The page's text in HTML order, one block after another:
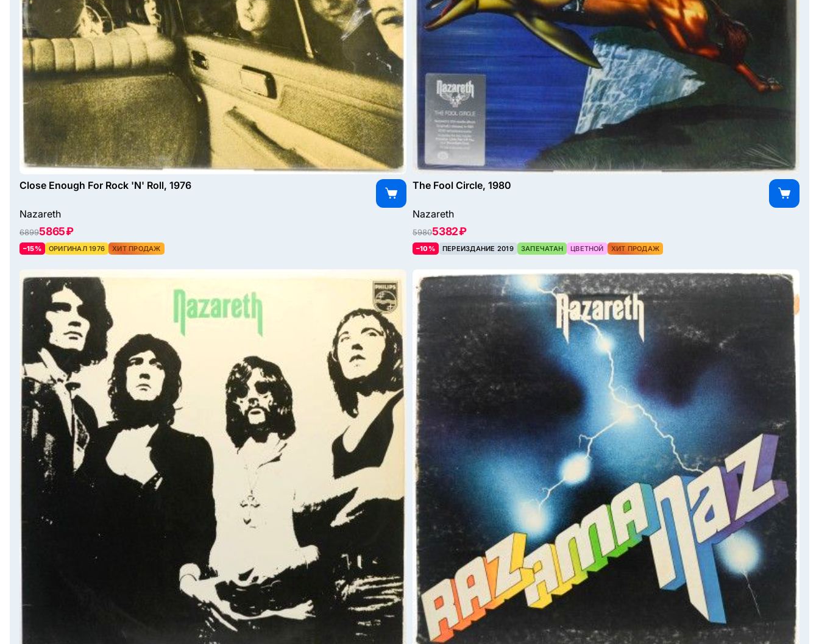
Close Enough For Rock 'N' Roll, 1976
Nazareth
68995865 ₽
–15% ОРИГИНАЛ 1976 ХИТ ПРОДАЖ
The Fool Circle, 1980
Nazareth
59805382 ₽
–10% ПЕРЕИЗДАНИЕ 2019 ЗАПЕЧАТАН ЦВЕТНОЙ ХИТ ПРОДАЖ